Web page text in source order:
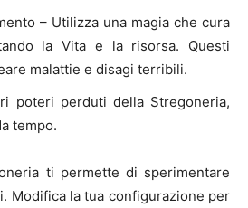
– Utilizza una magia che cura
la Vita e la risorsa. Questi
malattie e disagi terribili.
poteri perduti della Stregoneria,
tempo.
ti permette di sperimentare
Modifica la tua configurazione per